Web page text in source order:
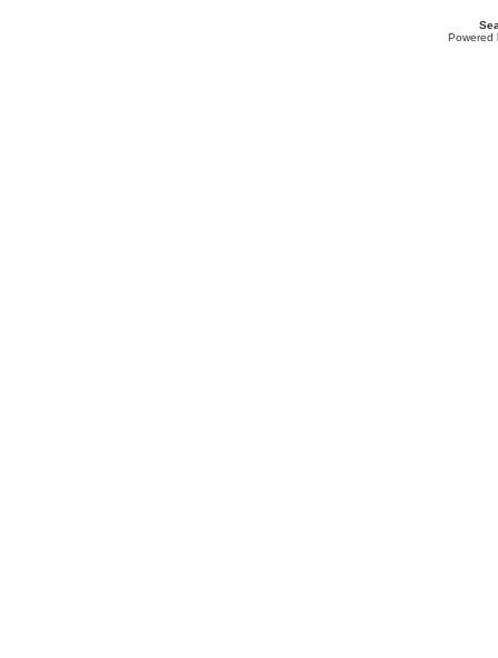
Powered